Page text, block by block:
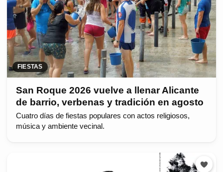
FIESTAS
San Roque 2026 vuelve a llenar Alicante
de barrio, verbenas y tradición en agosto
Cuatro días de fiestas populares con actos religiosos,
música y ambiente vecinal.